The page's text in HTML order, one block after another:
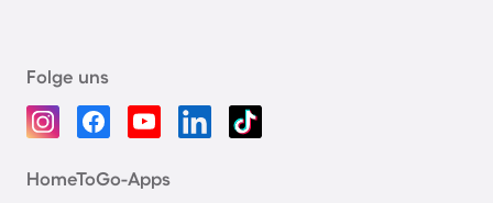
Folge uns
HomeToGo-Apps